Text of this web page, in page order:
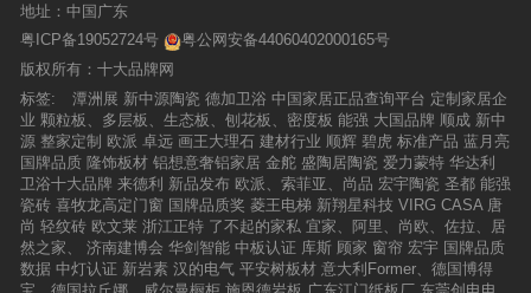
渗透的迹象，证明瓷砖吸水率极低。5，抗压测
评经过王女士测量，900mm“御品·金刚釉”的厚度
抗压性能。测试现场中，四位成年人（整体重
达：270KG）对瓷砖进行了一连串的狂攻猛踩。
结果是：即使四位成年人用尽九牛二虎之力，也
不能动900mm“御品·金刚釉”分毫。6，光泽度测
评裕成陶瓷独家秘技“3D镜抛”技术同时也赋予了
900mm“御品·金刚釉”亮度达95度以上。专业的
测光仪显示惊人的101度，这光泽度比微晶石也
是有过之而无不及，人居环境就应该明光烁亮。
7，耐磨度测评900mm“御品·金刚釉”采用了进
阐述文字。四、评审标准对设计师选手阐述主题
观点以及诠释观点作品的评审标准如下：遵循设
计伦理践行设计职责作品的设计价值和设计师进
行设计的基本良心与责任感。例如选材过程中正
确的意识与创新且最佳的表现手法等。用户导向
的得当功能与价值与方案带给用户的价值有关，
但注重的是更深的层面，不仅从用户体验角度出
发，更从整个方案使用后的效果、用户评价来考
虑。本土文化智慧与普世价值观的完美融合当下
项目设计中是否具备特别的设计理念，彰显其传
统文化、西方文化、普世价值观的融汇与贯通。
意料之外，情理之中的别致体验追求独一无二的
志向，鼓励创新，注重以设计创造价值的决心，
地址：中国广东
粤ICP备19052724号
粤公网安备44060402000165号
版权所有：十大品牌网
标签:
潭洲展 新中源陶瓷 德加卫浴 中国家居正品查询平台 定制家居企
业 颗粒板、多层板、生态板、刨花板、密度板 能强 大国品牌 顺成 新中
源 整家定制 欧派 卓远 画王大理石 建材行业 顺辉 碧虎 标准产品 蓝月亮
国牌品质 隆饰板材 铝想意奢铝家居 金舵 盛陶居陶瓷 爱力蒙特 华达利
卫浴十大品牌 来德利 新品发布 欧派、索菲亚、尚品 宏宇陶瓷 圣都 能强
瓷砖 喜牧龙高定门窗 国牌品质奖 菱王电梯 新翔星科技 VIRG CASA 唐
尚 轻纹砖 欧文莱 浙江正特 了不起的家私 宜家、阿里、尚欧、佐拉、居
然之家、
济南建博会 华剑智能 中板认证 库斯 顾家 窗帘 宏宇 国牌品质
数据 中灯认证 新岩素 汉的电气 平安树板材 意大利Former、德国博得